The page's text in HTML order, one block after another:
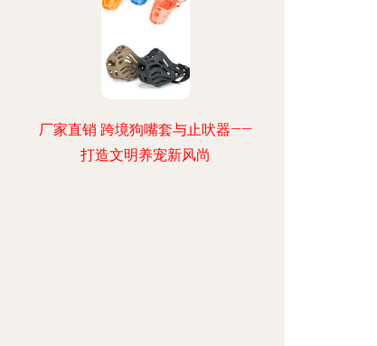
厂家直销 跨境狗嘴套与止吠器——
打造文明养宠新风尚